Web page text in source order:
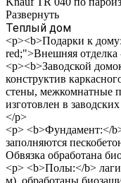
Развернуть
Теплый дом
<p><b>Подарки к
red;">Внешняя отделка
<p><b>Заводской
конструктив
стены, межкомнатные
изготовлен в
</p>
<p> <b>Фундамент:</
заполняются
Обвязка обработана
<p> <b>Полы:</b>
м), обработаны